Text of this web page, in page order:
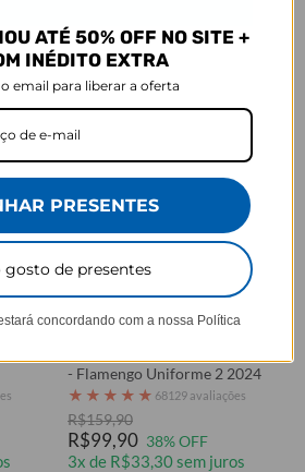
Cores:
- Flamengo Uniforme 2 2024
★ ★ ★ ★ ★ 68129 avaliações
R$159,90
R$99,90 38% OFF
3x de R$33,30 sem juros
ATÉ 50% OFF NO SITE +
INÉDITO EXTRA
email para liberar a oferta
PRESENTES
gosto de presentes
concordando com a nossa Política